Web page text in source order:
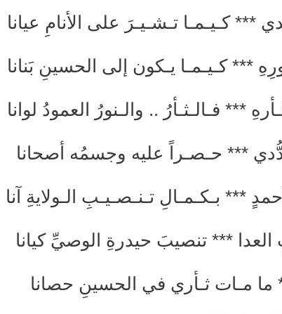
كـيـمـا تـشـيـرَ على الأنامِ عيانا
*** كـيـمـا يـكون إلى الحسينِ بَنانا
*** فـالـثـأرُ .. والـنورُ العمودُ لوانا
*** حـصـراً عليه وجسمُه أصحانا
*** بـكـمـالِ تـنـصـيـبِ الـولايةِ آنا
*** تنصيبَ حيدرةِ الوصيِّ كيانا
*** ما مـات ثـأري في الحسينِ حصانا